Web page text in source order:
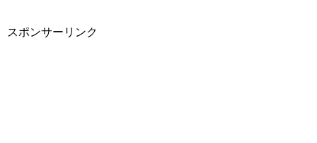
スポンサーリンク